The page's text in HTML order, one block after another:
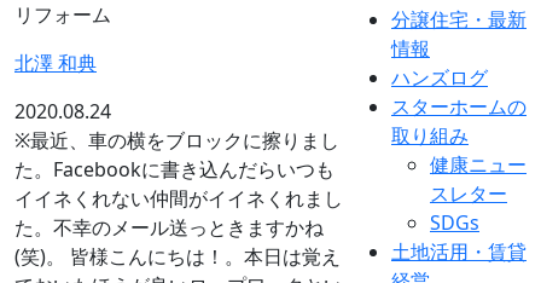
リフォーム
北澤 和典
2020.08.24
※最近、車の横をブロックに擦りまし
た。Facebookに書き込んだらいつも
イイネくれない仲間がイイネくれまし
た。不幸のメール送っときますかね
(笑)。 皆様こんにちは！。本日は覚え
分譲住宅・最新
情報
ハンズログ
スターホームの
取り組み
健康ニュー
スレター
SDGs
土地活用・賃貸